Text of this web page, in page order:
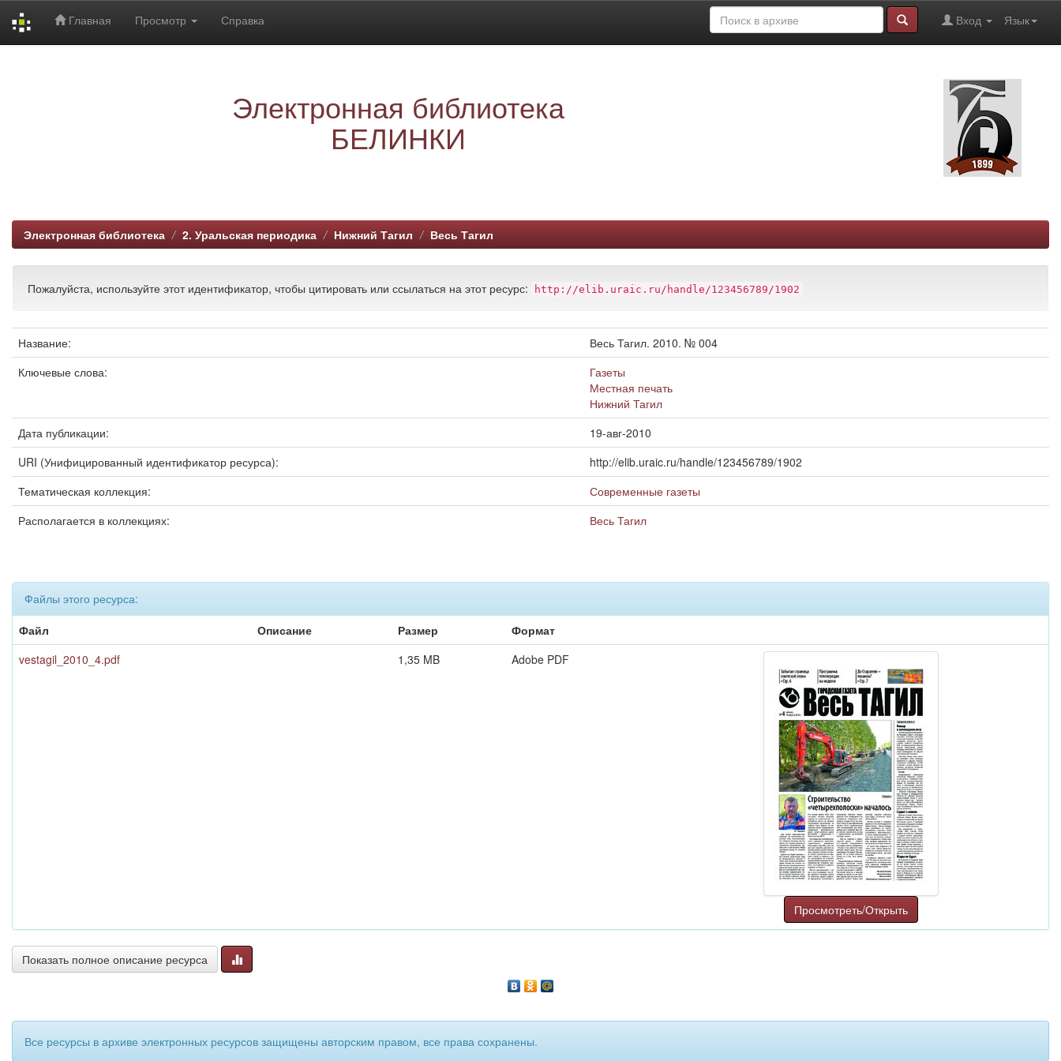
Главная Просмотр Справка Язык
Вход
Электронная библиотека
БЕЛИНКИ
Электронная библиотека 2. Уральская периодика Нижний Тагил Весь Тагил
Пожалуйста, используйте этот идентификатор, чтобы цитировать или ссылаться на этот ресурс: http://elib.uraic.ru/handle/123456789/1902
Название:
Весь Тагил. 2010. № 004
Ключевые слова:
Газеты
Местная печать
Нижний Тагил
Дата публикации:
19-авг-2010
URI (Унифицированный идентификатор ресурса):
http://elib.uraic.ru/handle/123456789/1902
Тематическая коллекция:
Современные газеты
Располагается в коллекциях:
Весь Тагил
Файлы этого ресурса:
Файл
Описание Размер
Формат
vestagil_2010_4.pdf
1,35 MB Adobe PDF
Просмотреть/Открыть
Показать полное описание ресурса
Все ресурсы в архиве электронных ресурсов защищены авторским правом, все права сохранены.